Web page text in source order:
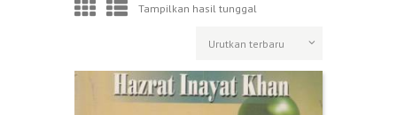
Tampilkan hasil tunggal